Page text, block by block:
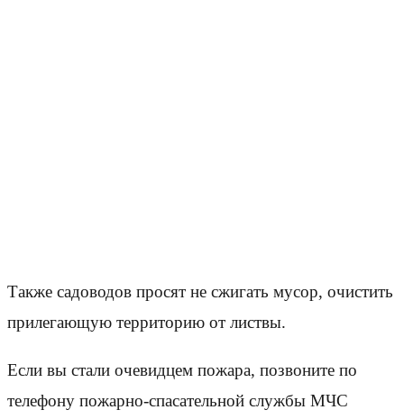
Также садоводов просят не сжигать мусор, очистить
прилегающую территорию от листвы.
Если вы стали очевидцем пожара, позвоните по
телефону пожарно-спасательной службы МЧС